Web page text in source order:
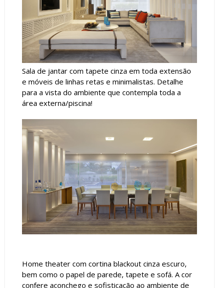
Sala de jantar com tapete cinza em toda extensão
e móveis de linhas retas e minimalistas. Detalhe
para a vista do ambiente que contempla toda a
área externa/piscina!
Home theater com cortina blackout cinza escuro,
bem como o papel de parede, tapete e sofá. A cor
confere aconchego e sofisticação ao ambiente de